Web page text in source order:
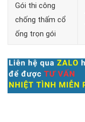
Gói thi công
chống thấm cổ
ống trọn gói